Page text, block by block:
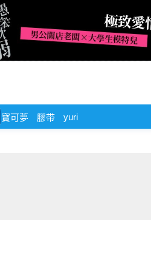
寶可夢 膠带 yuri